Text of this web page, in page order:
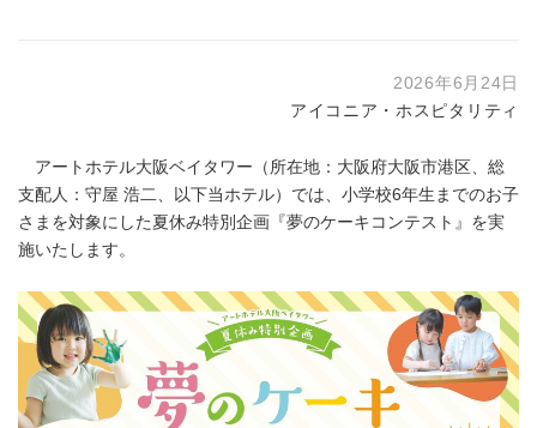
2026年6月24日
アイコニア・ホスピタリティ
アートホテル大阪ベイタワー（所在地：大阪府大阪市港区、総
支配人：守屋 浩二、以下当ホテル）では、小学校6年生までのお子
さまを対象にした夏休み特別企画『夢のケーキコンテスト』を実
施いたします。